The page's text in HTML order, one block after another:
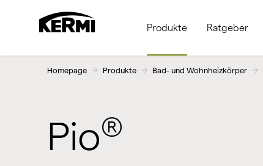
Produkte Ratgeber
Homepage Produkte Bad- und Wohnheizkörper
Pio®